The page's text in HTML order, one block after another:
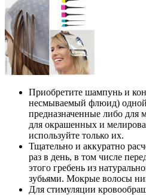
Приобретите шампунь и
несмываемый флюид)
предназначенные либо для
для окрашенных и
используйте только их.
Тщательно и аккуратно
раз в день, в том числе
этого гребень из
зубьями. Мокрые волосы
Для стимуляции